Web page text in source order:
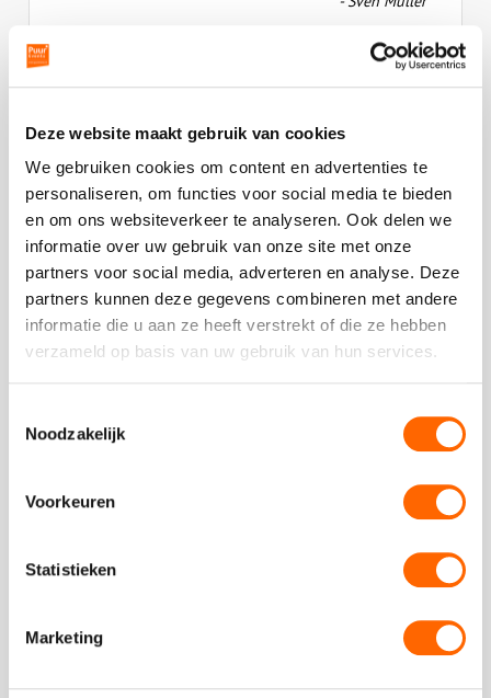
Deze website maakt gebruik van cookies
We gebruiken cookies om content en advertenties te
personaliseren, om functies voor social media te bieden
en om ons websiteverkeer te analyseren. Ook delen we
informatie over uw gebruik van onze site met onze
partners voor social media, adverteren en analyse. Deze
partners kunnen deze gegevens combineren met andere
informatie die u aan ze heeft verstrekt of die ze hebben
verzameld op basis van uw gebruik van hun services.
Noodzakelijk
Voorkeuren
Statistieken
Marketing
4.5
Bekijk alle reviews
Vergelijkbare uitjes
Bekijk
De
De Alleskunner
De Alleskunner Amsterdam: wie blijft als laatste
Alleskunner